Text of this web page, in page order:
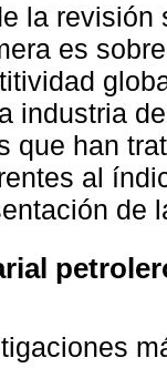
la
es
industria
que han
al
de